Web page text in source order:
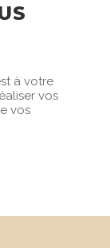
à votre
vos
vos